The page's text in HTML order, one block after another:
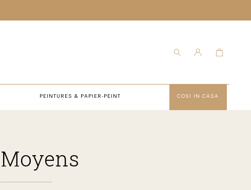
PEINTURES & PAPIER-PEINT COSI IN CASA
Moyens